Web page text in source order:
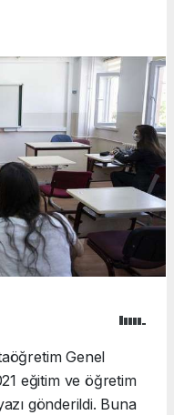
Genel
eğitim ve öğretim
gönderildi. Buna